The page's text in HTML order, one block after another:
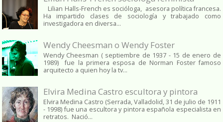
Lilian Halls-French es socióloga, asesora política francesa.
Ha impartido clases de sociología y trabajado como
investigadora en diversa...
Wendy Cheesman o Wendy Foster
Wendy Cheesman ( septiembre de 1937 - 15 de enero de
1989) fue la primera esposa de Norman Foster famoso
arquitecto a quien hoy la tv...
Elvira Medina Castro escultora y pintora
Elvira Medina Castro (Serrada, Valladolid, 31 de julio de 1911
- 1998) fue una escultora y pintora española especialista en
retratos. Nació...